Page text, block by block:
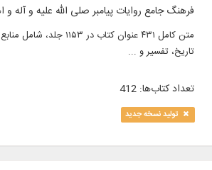
فرهنگ جامع روایات پیامبر صلی الله علیه و آله
متن کامل ۴۳۱ عنوان
تاریخ، تفسیر و ...
تعداد کتاب‌ها: 412
تولید نسخه جدید